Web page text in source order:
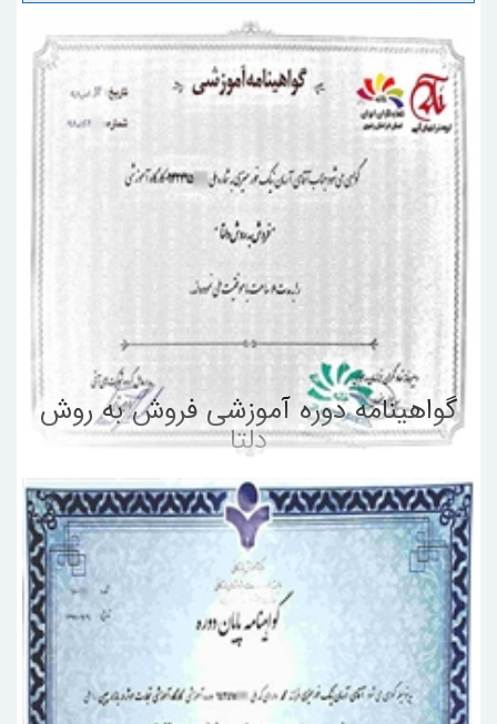
گواهینامه دوره آموزشی فروش به روش
دلتا